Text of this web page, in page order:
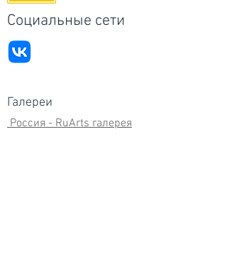
Социальные сети
Галереи
Россия - RuArts галерея